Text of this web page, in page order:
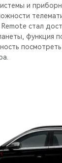
и
стал
функция